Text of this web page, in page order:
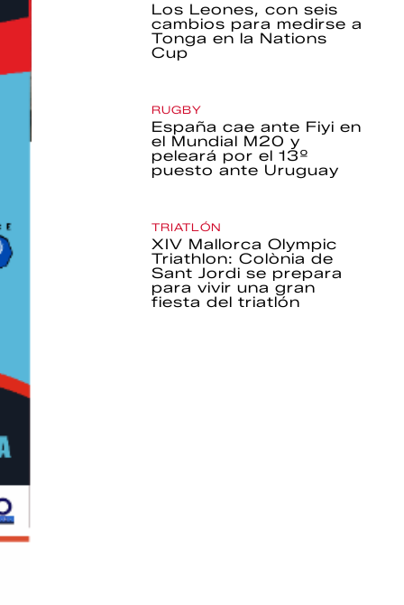
Los Leones, con seis
cambios para medirse a
Tonga en la Nations
Cup
RUGBY
España cae ante Fiyi en
el Mundial M20 y
peleará por el 13º
puesto ante Uruguay
TRIATLÓN
XIV Mallorca Olympic
Triathlon: Colònia de
Sant Jordi se prepara
para vivir una gran
fiesta del triatlón